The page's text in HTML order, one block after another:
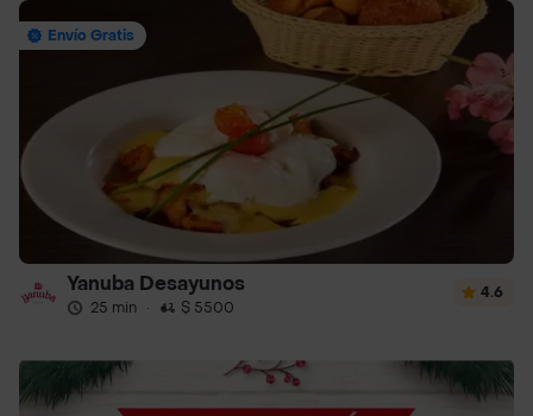
Envío Gratis
Yanuba Desayunos
25 min · $ 5500
4.6